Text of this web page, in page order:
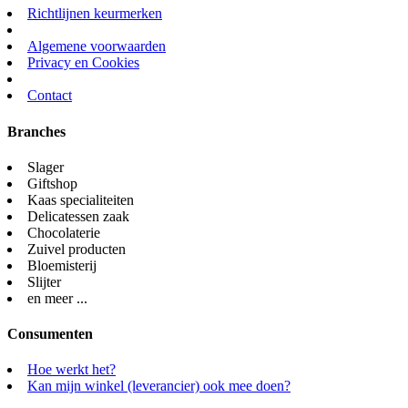
Richtlijnen keurmerken
Algemene voorwaarden
Privacy en Cookies
Contact
Branches
Slager
Giftshop
Kaas specialiteiten
Delicatessen zaak
Chocolaterie
Zuivel producten
Bloemisterij
Slijter
en meer ...
Consumenten
Hoe werkt het?
Kan mijn winkel (leverancier) ook mee doen?